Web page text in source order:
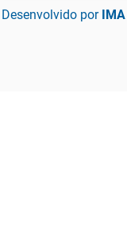
Desenvolvido por